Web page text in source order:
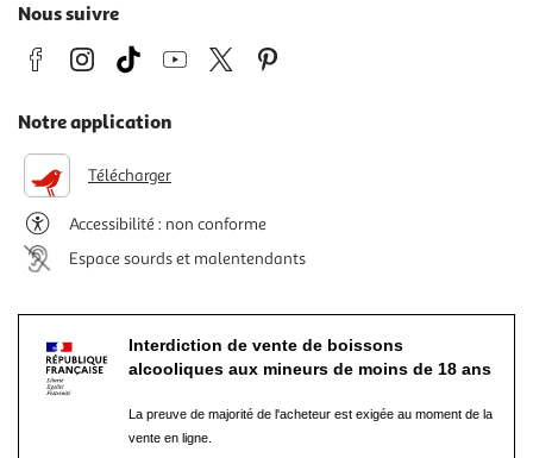
Nous suivre
Notre application
Télécharger
Accessibilité : non conforme
Espace sourds et malentendants
Interdiction de vente de boissons
alcooliques aux mineurs de moins de 18 ans
La preuve de majorité de l'acheteur est exigée au moment de la
vente en ligne.